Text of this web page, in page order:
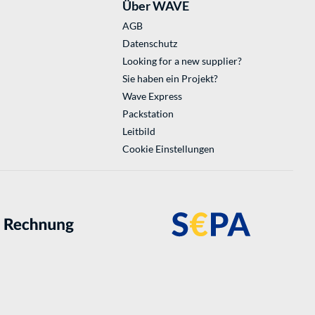
Über WAVE
AGB
Datenschutz
Looking for a new supplier?
Sie haben ein Projekt?
Wave Express
Packstation
Leitbild
Cookie Einstellungen